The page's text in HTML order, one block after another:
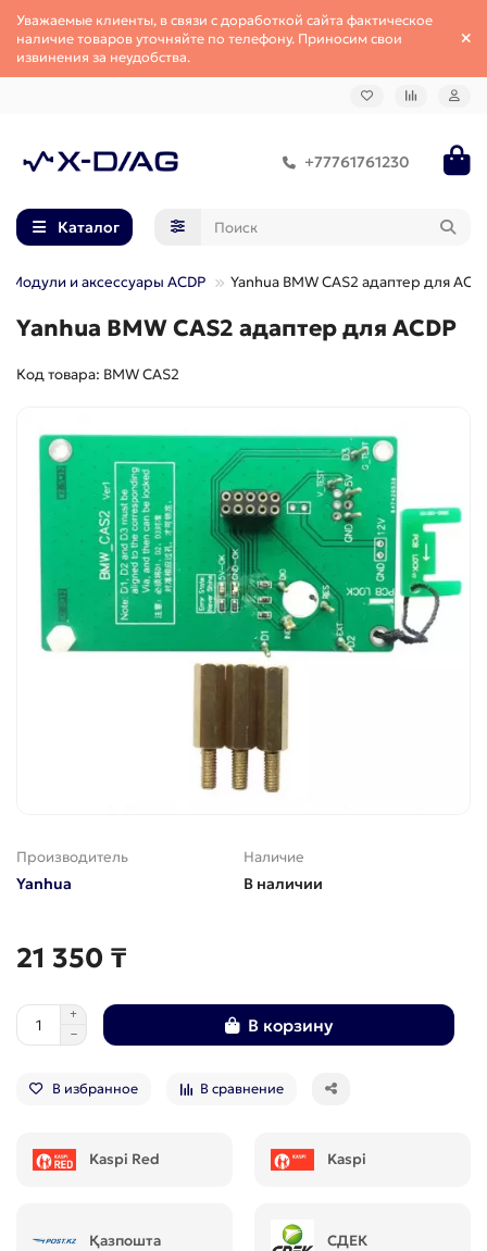
Уважаемые клиенты, в связи с доработкой сайта фактическое
наличие товаров уточняйте по телефону. Приносим свои
извинения за неудобства.
+77761761230
Каталог
Модули и аксессуары ACDP Yanhua BMW CAS2 адаптер для
Yanhua BMW CAS2 адаптер для ACDP
Код товара: BMW CAS2
Производитель
Yanhua
Наличие
В наличии
21 350 ₸
В корзину
В избранное В сравнение
Kaspi Red Kaspi
Қазпошта СДЕК